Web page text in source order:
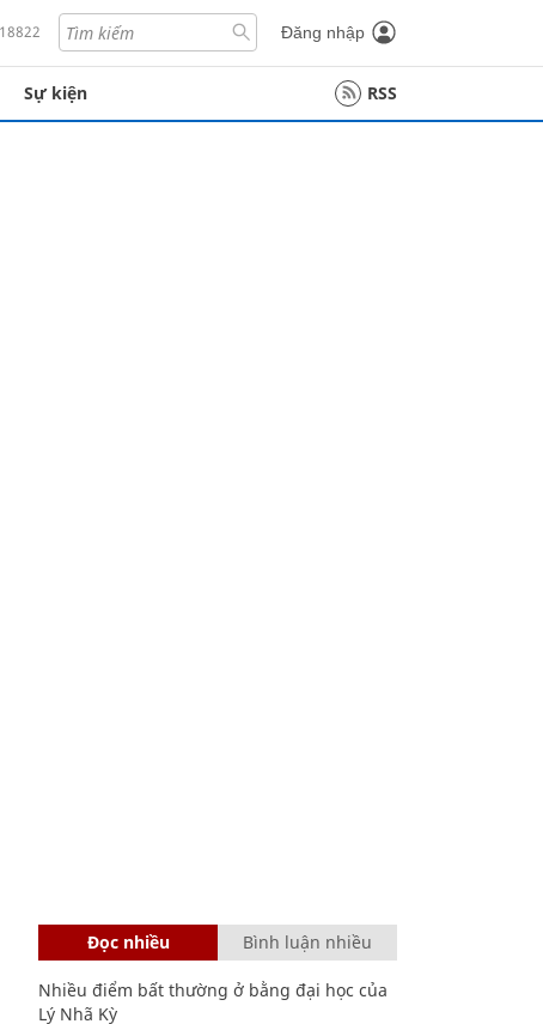
Đăng nhập
Sự kiện RSS
Đọc nhiều Bình luận nhiều
Nhiều điểm bất thường ở bằng đại học của
Lý Nhã Kỳ